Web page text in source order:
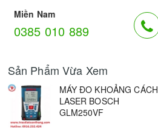
Miền Nam
0385 010 889
Sản Phẩm Vừa Xem
MÁY ĐO KHOẢNG CÁCH
LASER BOSCH
GLM250VF